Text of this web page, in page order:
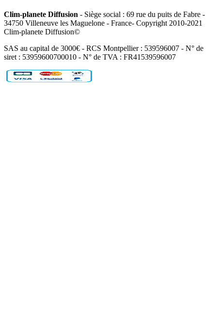
Clim-planete Diffusion - Siège social : 69 rue du puits de Fabre -
34750 Villeneuve les Maguelone - France- Copyright 2010-2021
Clim-planete Diffusion©
SAS au capital de 3000€ - RCS Montpellier : 539596007 - N° de
siret : 53959600700010 - N° de TVA : FR41539596007